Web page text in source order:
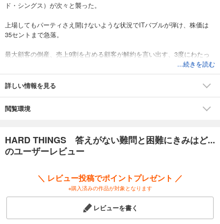
ド・シングス）が次々と襲った。
上場してもパーティさえ開けないような状況でITバブルが弾け、株価は
35セントまで急落。
最大顧客の倒産、売上9割を占める顧客が解約を言い出す、3度にわたっ
しかし最終的には、困難を切り抜け続けて、1700億円超で会社を売却す
壮絶すぎる実体験を通して、ベン・ホロウィッツが得た教訓とは何なの
...続きを読む
詳しい情報を見る
閲覧環境
HARD THINGS 答えがない難問と困難にきみはど...
のユーザーレビュー
＼ レビュー投稿でポイントプレゼント ／
※購入済みの作品が対象となります
レビューを書く